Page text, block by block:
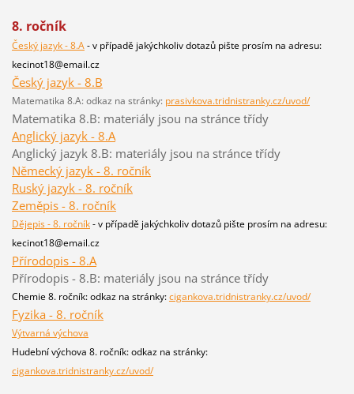
8. ročník
Český jazyk - 8.A- v případě jakýchkoliv dotazů pište prosím na adresu:
kecinot18@email.cz
Český jazyk - 8.B
Matematika 8.A: odkaz na stránky: prasivkova.tridnistranky.cz/uvod/
Matematika 8.B: materiály jsou na stránce třídy
Anglický jazyk - 8.A
Anglický jazyk 8.B: materiály jsou na stránce třídy
Německý jazyk - 8. ročník
Ruský jazyk - 8. ročník
Zeměpis - 8. ročník
Dějepis - 8. ročník- v případě jakýchkoliv dotazů pište prosím na adresu:
kecinot18@email.cz
Přírodopis - 8.A
Přírodopis - 8.B: materiály jsou na stránce třídy
Chemie 8. ročník: odkaz na stránky:cigankova.tridnistranky.cz/uvod/
Fyzika - 8. ročník
Výtvarná výchova
Hudební výchova 8. ročník: odkaz na stránky:
cigankova.tridnistranky.cz/uvod/